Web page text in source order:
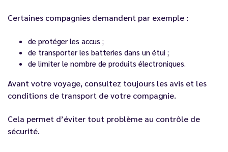
Certaines compagnies demandent par exemple :
de protéger les accus ;
de transporter les batteries dans un étui ;
de limiter le nombre de produits électroniques.
Avant votre voyage, consultez toujours les avis et les
conditions de transport de votre compagnie.
Cela permet d’éviter tout problème au contrôle de
sécurité.